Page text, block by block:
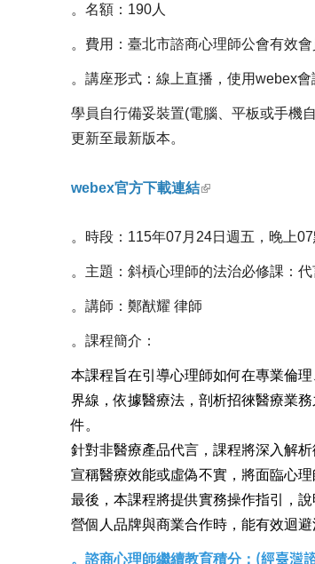
。名額：190人
。費用：臺北市諮商心理師公會有效
。講座形式： 線上直播，使用webex會
學員自行備妥裝置(電腦、平板或手機
更新至最新版本。
webex官方下載連結
。時段：115年07月24日週五，晚上
。主題：斜槓心理師的法治必修課：
。講師：鄭猷耀 律師
。課程簡介：
本課程旨在引導心理師如何在專業倫
界線，依據醫療法，剖析招徠醫療業
件。
針對非醫療產品代言，課程將深入解
宣稱醫療效能或虛偽不實，將面臨心
最後，本課程將提供實務操作指引，
營個人品牌與商業合作時，能有效迴
。諮商心理師繼續教育積分： (經臺灣